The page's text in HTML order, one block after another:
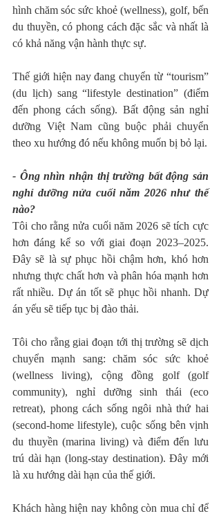
hình chăm sóc sức khoẻ (wellness), golf, bến
du thuyền, có phong cách đặc sắc và nhất là
có khả năng vận hành thực sự.
Thế giới hiện nay đang chuyển từ “tourism”
(du lịch) sang “lifestyle destination” (điểm
đến phong cách sống). Bất động sản nghỉ
dưỡng Việt Nam cũng buộc phải chuyển
theo xu hướng đó nếu không muốn bị bỏ lại.
- Ông nhìn nhận thị trường bất động sản
nghỉ dưỡng nửa cuối năm 2026 như thế
nào?
Tôi cho rằng nửa cuối năm 2026 sẽ tích cực
hơn đáng kể so với giai đoạn 2023–2025.
Đây sẽ là sự phục hồi chậm hơn, khó hơn
nhưng thực chất hơn và phân hóa mạnh hơn
rất nhiều. Dự án tốt sẽ phục hồi nhanh. Dự
án yếu sẽ tiếp tục bị đào thải.
Tôi cho rằng giai đoạn tới thị trường sẽ dịch
chuyển mạnh sang: chăm sóc sức khoẻ
(wellness living), cộng đồng golf (golf
community), nghỉ dưỡng sinh thái (eco
retreat), phong cách sống ngôi nhà thứ hai
(second-home lifestyle), cuộc sống bên vịnh
du thuyền (marina living) và điểm đến lưu
trú dài hạn (long-stay destination). Đây mới
là xu hướng dài hạn của thế giới.
Khách hàng hiện nay không còn mua chỉ để